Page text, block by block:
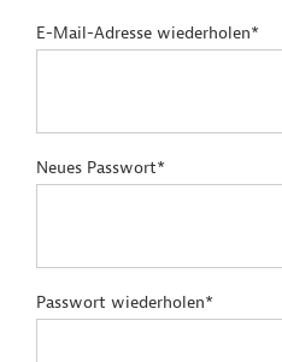
E-Mail-Adresse wiederholen*
Neues Passwort*
Passwort wiederholen*